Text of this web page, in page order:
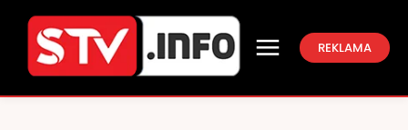
REKLAMA